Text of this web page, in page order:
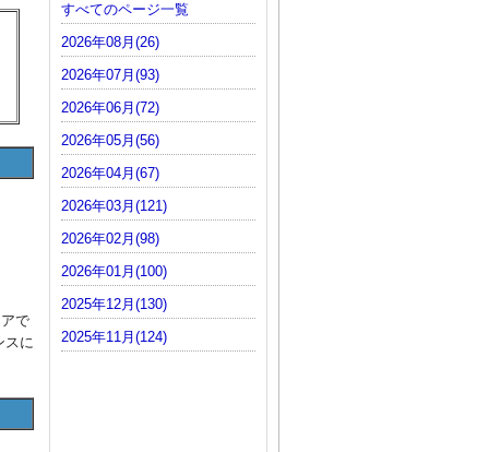
で
スに
すべてのページ一覧
2026年08月(26)
2026年07月(93)
2026年06月(72)
2026年05月(56)
2026年04月(67)
2026年03月(121)
2026年02月(98)
2026年01月(100)
2025年12月(130)
2025年11月(124)